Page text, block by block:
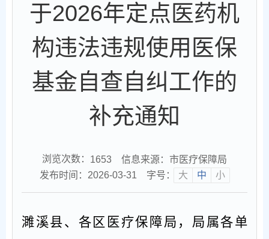
于2026年定点医药机
构违法违规使用医保
基金自查自纠工作的
补充通知
浏览次数： 1653
信息来源：市医疗保障局
发布时间：2026-03-31
字号： 大 中 小
濉溪县、各区医疗保障局，局属各单